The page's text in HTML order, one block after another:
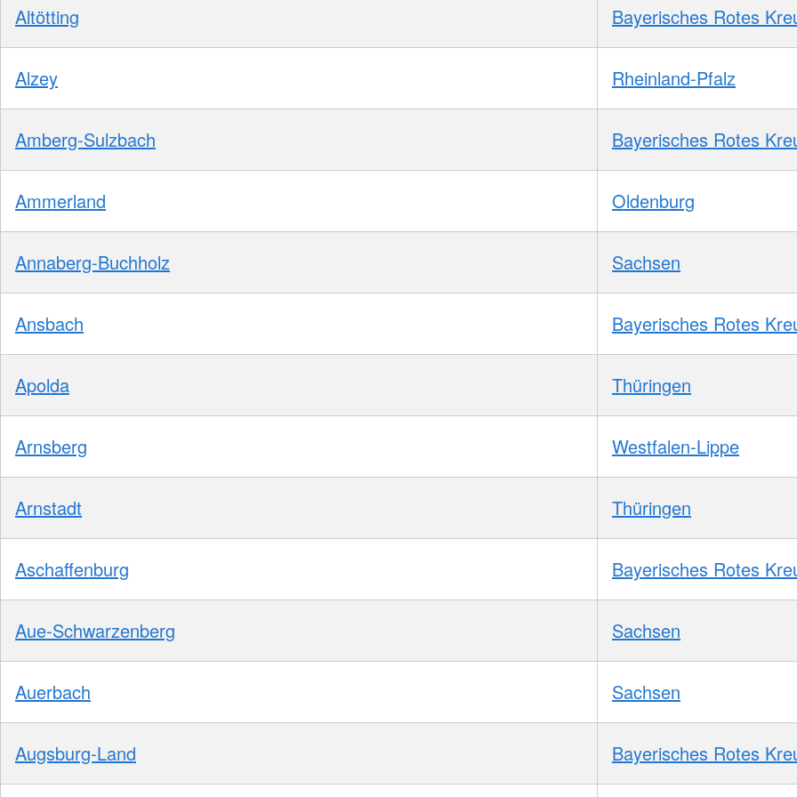
Altötting Bayerisches Rotes
Alzey Rheinland-Pfalz
Amberg-Sulzbach Bayerisches Rotes
Ammerland Oldenburg
Annaberg-Buchholz Sachsen
Ansbach Bayerisches Rotes
Apolda Thüringen
Arnsberg Westfalen-Lippe
Arnstadt Thüringen
Aschaffenburg Bayerisches Rotes
Aue-Schwarzenberg Sachsen
Auerbach Sachsen
Augsburg-Land Bayerisches Rotes